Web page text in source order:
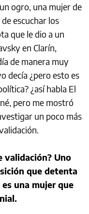
ogro, una mujer de
escuchar los
que le dio a un
en Clarín,
de manera muy
decía ¿pero esto es
¿así habla El
pero me mostró
un poco más
validación? Uno
que detenta
una mujer que